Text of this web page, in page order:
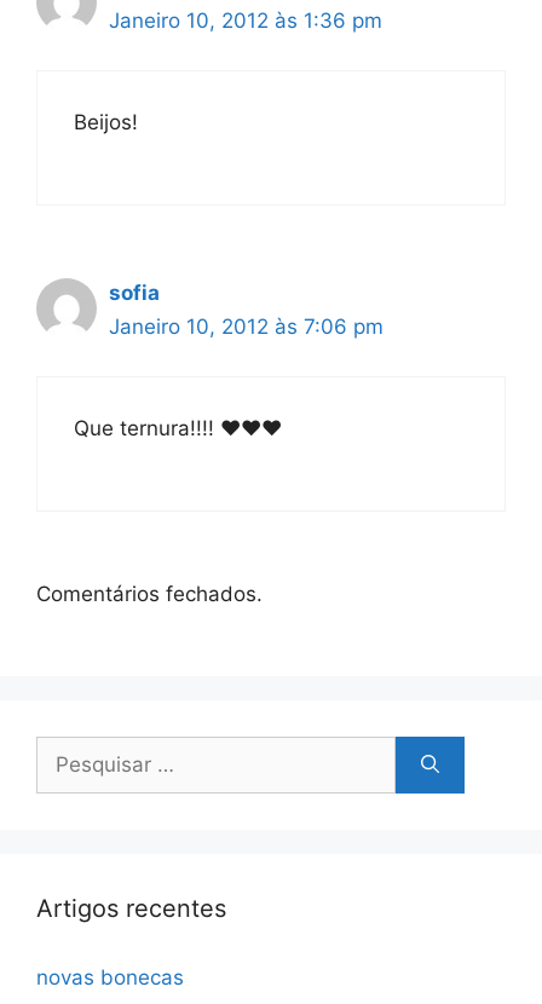
Janeiro 10, 2012 às 1:36 pm
Beijos!
sofia
Janeiro 10, 2012 às 7:06 pm
Que ternura!!!! ♥♥♥
Comentários fechados.
Pesquisar
Artigos recentes
novas bonecas